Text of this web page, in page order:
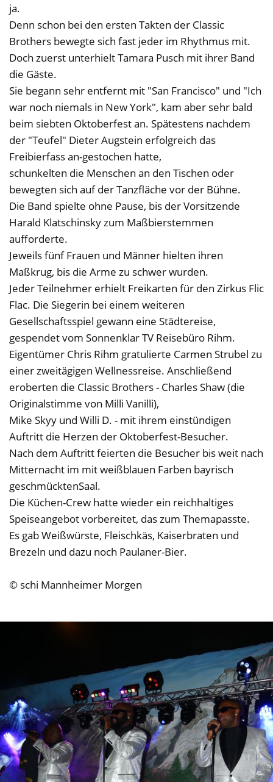
ja.
Denn schon bei den ersten Takten der Classic
Brothers bewegte sich fast jeder im Rhythmus mit.
Doch zuerst unterhielt Tamara Pusch mit ihrer Band
die Gäste.
Sie begann sehr entfernt mit "San Francisco" und "Ich
war noch niemals in New York", kam aber sehr bald
beim siebten Oktoberfest an. Spätestens nachdem
der "Teufel" Dieter Augstein erfolgreich das
Freibierfass an-gestochen hatte,
schunkelten die Menschen an den Tischen oder
bewegten sich auf der Tanzfläche vor der Bühne.
Die Band spielte ohne Pause, bis der Vorsitzende
Harald Klatschinsky zum Maßbierstemmen
aufforderte.
Jeweils fünf Frauen und Männer hielten ihren
Maßkrug, bis die Arme zu schwer wurden.
Jeder Teilnehmer erhielt Freikarten für den Zirkus Flic
Flac. Die Siegerin bei einem weiteren
Gesellschaftsspiel gewann eine Städtereise,
gespendet vom Sonnenklar TV Reisebüro Rihm.
Eigentümer Chris Rihm gratulierte Carmen Strubel zu
einer zweitägigen Wellnessreise. Anschließend
eroberten die Classic Brothers - Charles Shaw (die
Originalstimme von Milli Vanilli),
Mike Skyy und Willi D. - mit ihrem einstündigen
Auftritt die Herzen der Oktoberfest-Besucher.
Nach dem Auftritt feierten die Besucher bis weit nach
Mitternacht im mit weißblauen Farben bayrisch
geschmücktenSaal.
Die Küchen-Crew hatte wieder ein reichhaltiges
Speiseangebot vorbereitet, das zum Themapasste.
Es gab Weißwürste, Fleischkäs, Kaiserbraten und
Brezeln und dazu noch Paulaner-Bier.
© schi Mannheimer Morgen